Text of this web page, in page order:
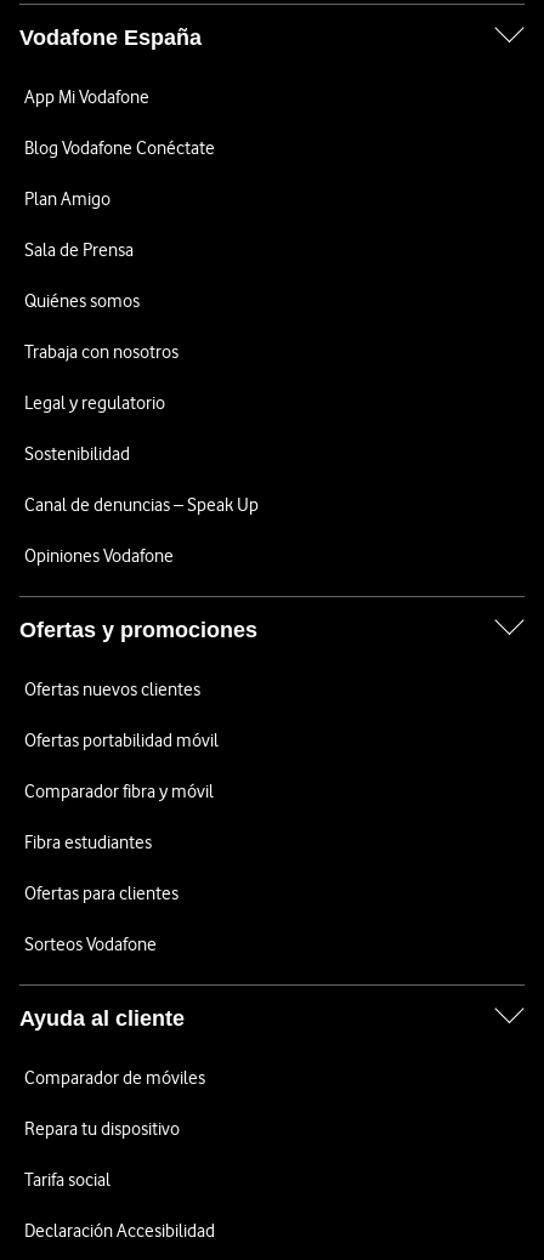
Vodafone España
App Mi Vodafone
Blog Vodafone Conéctate
Plan Amigo
Sala de Prensa
Quiénes somos
Trabaja con nosotros
Legal y regulatorio
Sostenibilidad
Canal de denuncias – Speak Up
Opiniones Vodafone
Ofertas y promociones
Ofertas nuevos clientes
Ofertas portabilidad móvil
Comparador fibra y móvil
Fibra estudiantes
Ofertas para clientes
Sorteos Vodafone
Ayuda al cliente
Comparador de móviles
Repara tu dispositivo
Tarifa social
Declaración Accesibilidad